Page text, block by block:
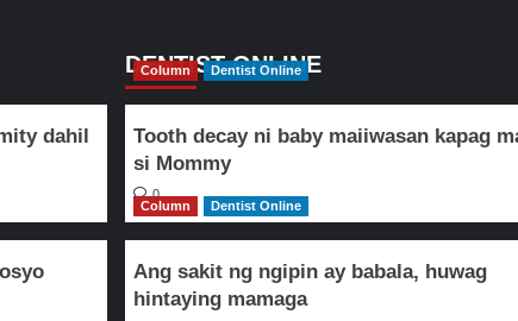
seguridad
at
pagbangon
Marawi
dahil
DENTIST ONLINE
Column Dentist Online
Tooth decay ni baby maiiwasan kapag
si Mommy
0
Column
Dentist Online
Ang sakit ng ngipin ay babala, huwag
hintaying mamaga